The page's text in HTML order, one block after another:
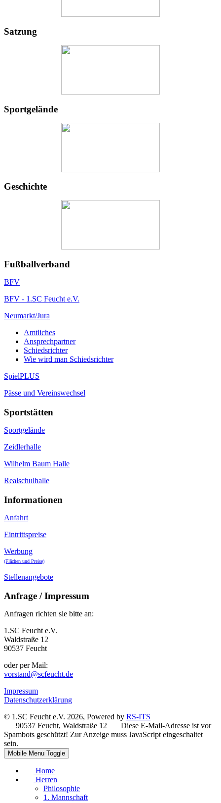
Satzung
Sportgelände
Geschichte
Fußballverband
BFV
BFV - 1.SC Feucht e.V.
Neumarkt/Jura
Amtliches
Ansprechpartner
Schiedsrichter
Wie wird man Schiedsrichter
SpielPLUS
Pässe und Vereinswechsel
Sportstätten
Sportgelände
Zeidlerhalle
Wilhelm Baum Halle
Realschulhalle
Informationen
Anfahrt
Eintrittspreise
Werbung
(Flächen und Preise)
Stellenangebote
Anfrage / Impressum
Anfragen richten sie bitte an:
1.SC Feucht e.V.
Waldstraße 12
90537 Feucht
oder per Mail:
vorstand@scfeucht.de
Impressum
Datenschutzerklärung
© 1.SC Feucht e.V. 2026, Powered by RS-ITS
90537 Feucht, Waldstraße 12
Diese E-Mail-Adresse ist vor
Spambots geschützt! Zur Anzeige muss JavaScript eingeschaltet
sein.
Mobile Menu Toggle
Home
Herren
Philosophie
1. Mannschaft